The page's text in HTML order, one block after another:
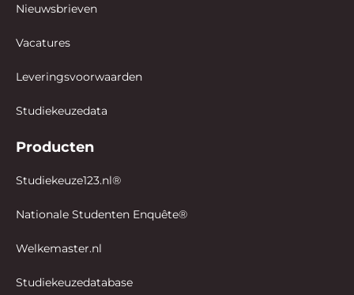
Nieuwsbrieven
Vacatures
Leveringsvoorwaarden
Studiekeuzedata
Producten
Studiekeuze123.nl®
Nationale Studenten Enquête®
Welkemaster.nl
Studiekeuzedatabase